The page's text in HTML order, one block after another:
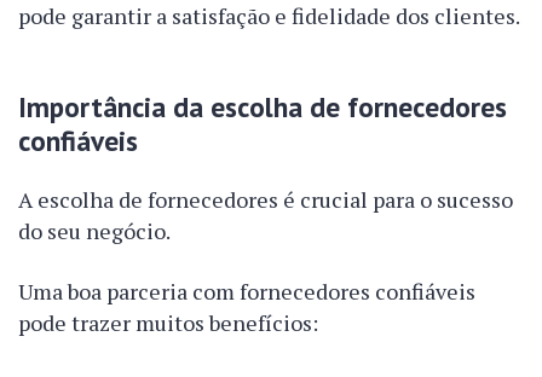
pode garantir a satisfação e fidelidade dos clientes.
Importância da escolha de fornecedores
confiáveis
A escolha de fornecedores é crucial para o sucesso
do seu negócio.
Uma boa parceria com fornecedores confiáveis
pode trazer muitos benefícios: